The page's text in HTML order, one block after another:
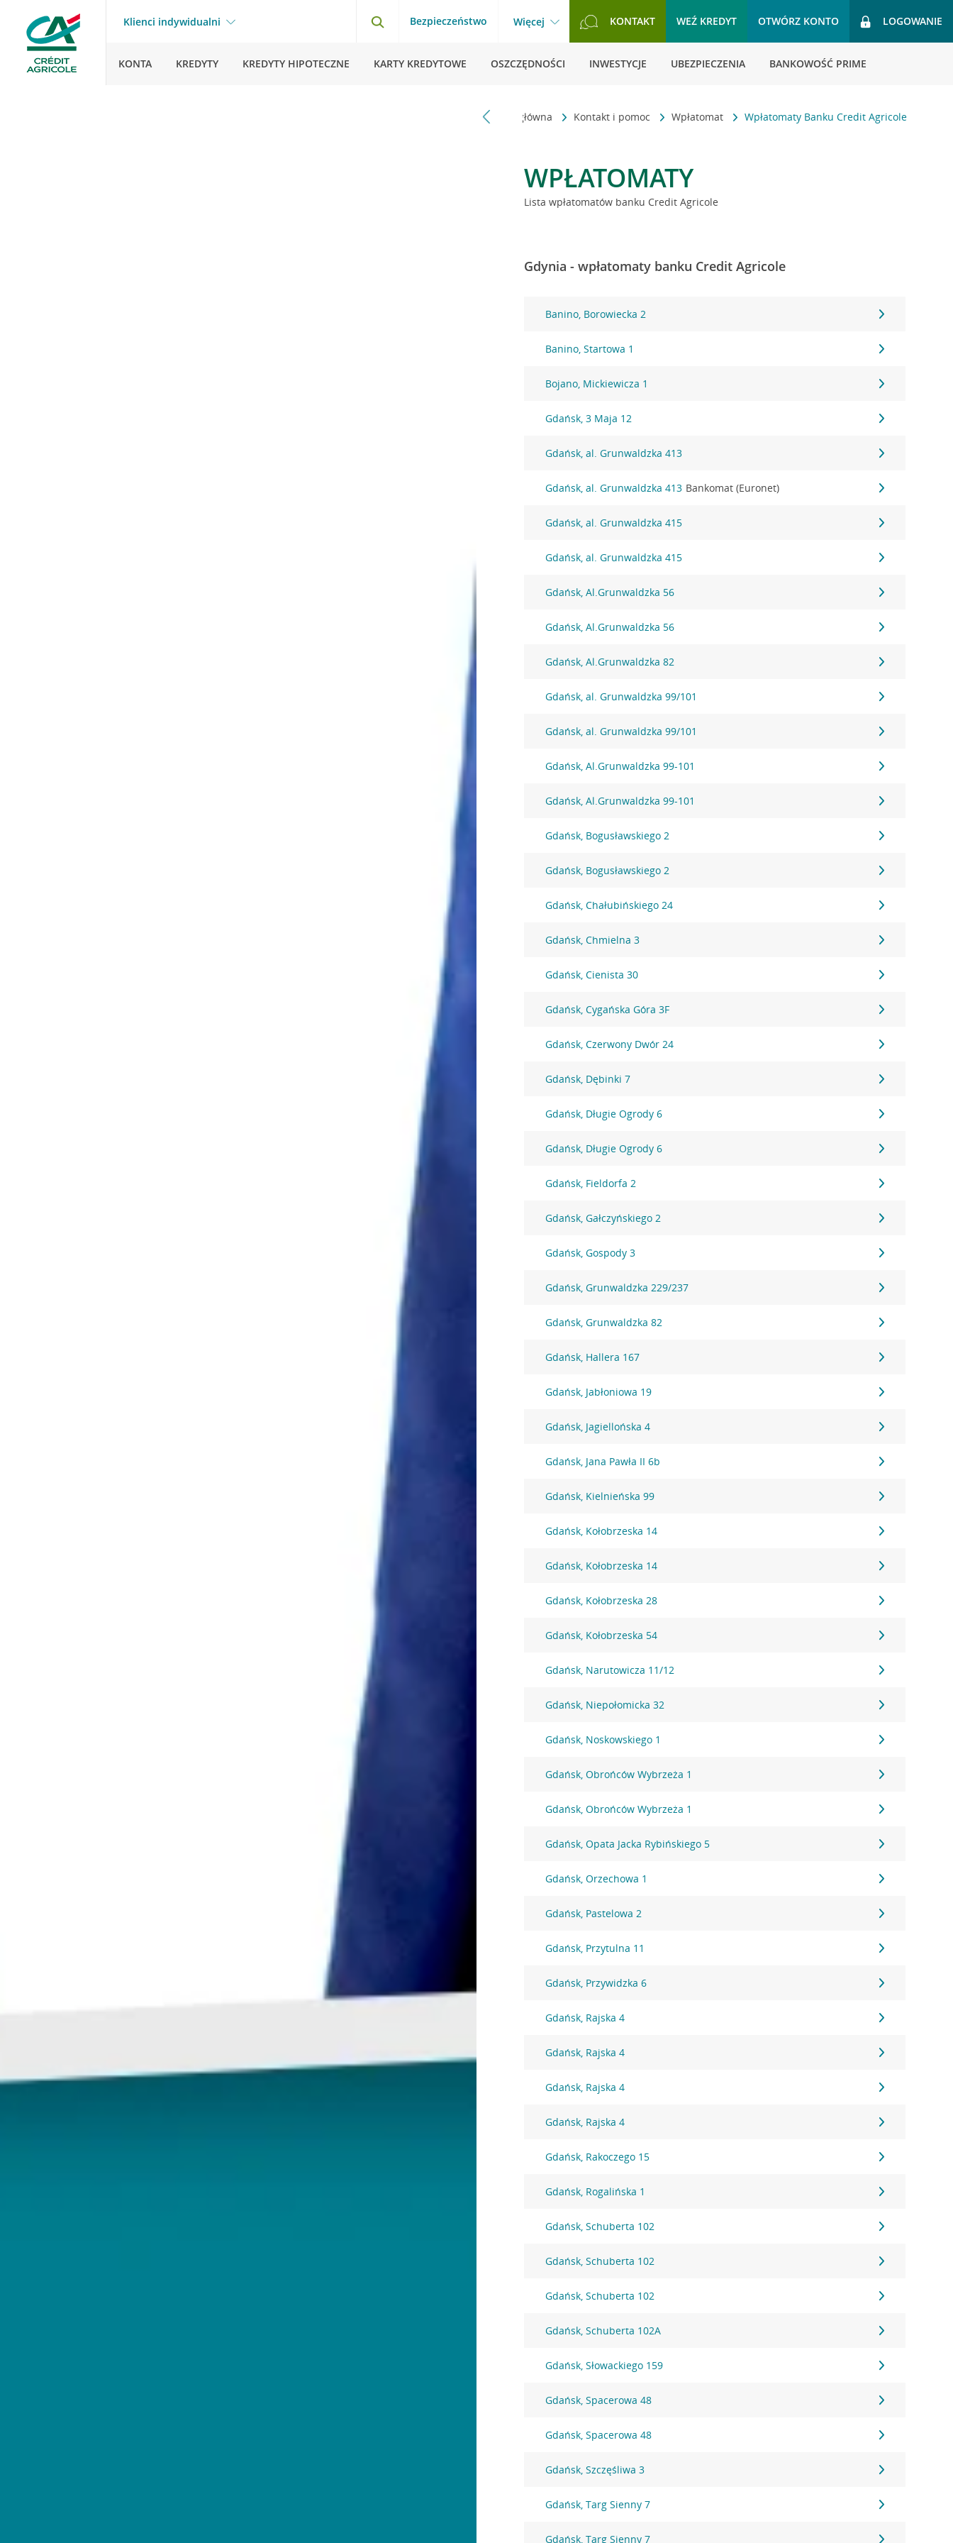
Klienci indywidualni Bezpieczeństwo Więcej KONTAKT WEŹ KREDYT OTWÓRZ KONTO LOGOWANIE
KONTA KREDYTY KREDYTY HIPOTECZNE KARTY KREDYTOWE OSZCZĘDNOŚCI INWESTYCJE UBEZPIECZENIA BANKOWOŚĆ PRIME
Strona główna Kontakt i pomoc Wpłatomat Wpłatomaty Banku Credit Agricole
WPŁATOMATY
Lista wpłatomatów banku Credit Agricole
Gdynia - wpłatomaty banku Credit Agricole
Banino, Borowiecka 2
Banino, Startowa 1
Bojano, Mickiewicza 1
Gdańsk, 3 Maja 12
Gdańsk, al. Grunwaldzka 413
Gdańsk, al. Grunwaldzka 413 Bankomat (Euronet)
Gdańsk, al. Grunwaldzka 415
Gdańsk, al. Grunwaldzka 415
Gdańsk, Al.Grunwaldzka 56
Gdańsk, Al.Grunwaldzka 56
Gdańsk, Al.Grunwaldzka 82
Gdańsk, al. Grunwaldzka 99/101
Gdańsk, al. Grunwaldzka 99/101
Gdańsk, Al.Grunwaldzka 99-101
Gdańsk, Al.Grunwaldzka 99-101
Gdańsk, Bogusławskiego 2
Gdańsk, Bogusławskiego 2
Gdańsk, Chałubińskiego 24
Gdańsk, Chmielna 3
Gdańsk, Cienista 30
Gdańsk, Cygańska Góra 3F
Gdańsk, Czerwony Dwór 24
Gdańsk, Dębinki 7
Gdańsk, Długie Ogrody 6
Gdańsk, Długie Ogrody 6
Gdańsk, Fieldorfa 2
Gdańsk, Gałczyńskiego 2
Gdańsk, Gospody 3
Gdańsk, Grunwaldzka 229/237
Gdańsk, Grunwaldzka 82
Gdańsk, Hallera 167
Gdańsk, Jabłoniowa 19
Gdańsk, Jagiellońska 4
Gdańsk, Jana Pawła II 6b
Gdańsk, Kielnieńska 99
Gdańsk, Kołobrzeska 14
Gdańsk, Kołobrzeska 14
Gdańsk, Kołobrzeska 28
Gdańsk, Kołobrzeska 54
Gdańsk, Narutowicza 11/12
Gdańsk, Niepołomicka 32
Gdańsk, Noskowskiego 1
Gdańsk, Obrońców Wybrzeża 1
Gdańsk, Obrońców Wybrzeża 1
Gdańsk, Opata Jacka Rybińskiego 5
Gdańsk, Orzechowa 1
Gdańsk, Pastelowa 2
Gdańsk, Przytulna 11
Gdańsk, Przywidzka 6
Gdańsk, Rajska 4
Gdańsk, Rajska 4
Gdańsk, Rajska 4
Gdańsk, Rajska 4
Gdańsk, Rakoczego 15
Gdańsk, Rogalińska 1
Gdańsk, Schuberta 102
Gdańsk, Schuberta 102
Gdańsk, Schuberta 102
Gdańsk, Schuberta 102A
Gdańsk, Słowackiego 159
Gdańsk, Spacerowa 48
Gdańsk, Spacerowa 48
Gdańsk, Szczęśliwa 3
Gdańsk, Targ Sienny 7
Gdańsk, Targ Sienny 7